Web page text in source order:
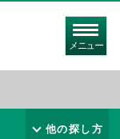
メニュー
他の探し方